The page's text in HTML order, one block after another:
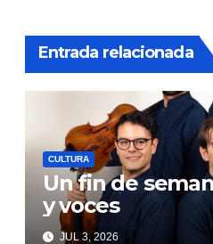
Entrada relacionada
CULTURA
Un fin de
y voces
JUL 3, 2026